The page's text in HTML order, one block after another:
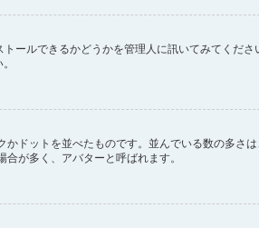
ールできるかどうかを管理人に訊いてみてくだ
ドットを並べたものです。並んでいる数の多さ
が多く、アバターと呼ばれます。